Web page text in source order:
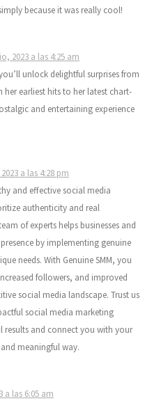
because it was really cool!
2023 a las 4:25 am
unlock delightful surprises from
her earliest hits to her latest chart-
and entertaining experience
a las 4:28 pm
and effective social media
authenticity and real
of experts helps businesses and
by implementing genuine
needs. With Genuine SMM, you
followers, and improved
social media landscape. Trust us
social media marketing
results and connect you with your
meaningful way.
a las 6:05 am